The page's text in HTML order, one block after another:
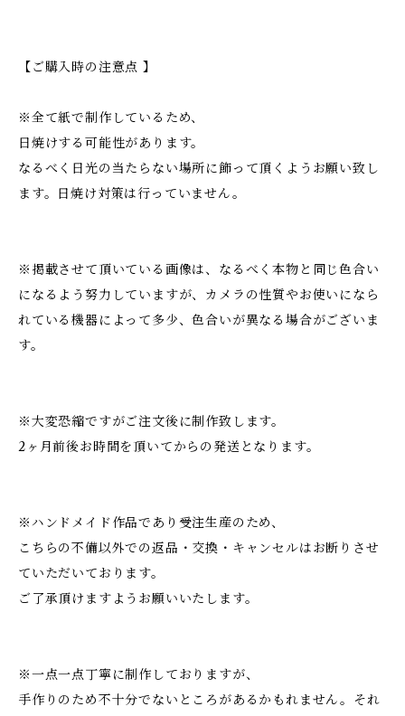
【ご購入時の注意点 】
※全て紙で制作しているため、
日焼けする可能性があります。
なるべく日光の当たらない場所に飾って頂くようお願い致し
ます。日焼け対策は行っていません。
※掲載させて頂いている画像は、なるべく本物と同じ色合い
になるよう努力していますが、カメラの性質やお使いになら
れている機器によって多少、色合いが異なる場合がございま
す。
※大変恐縮ですがご注文後に制作致します。
2ヶ月前後お時間を頂いてからの発送となります。
※ハンドメイド作品であり受注生産のため、
こちらの不備以外での返品・交換・キャンセルはお断りさせ
ていただいております。
ご了承頂けますようお願いいたします。
※一点一点丁寧に制作しておりますが、
手作りのため不十分でないところがあるかもれません。それ